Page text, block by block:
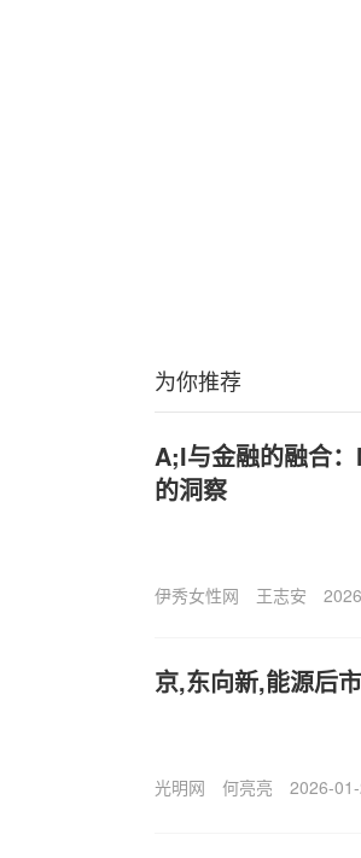
为你推荐
A;I与金融的融合
的洞察
伊秀女性网 王志安
京,东向新,能源后
光明网 何亮亮 2026-